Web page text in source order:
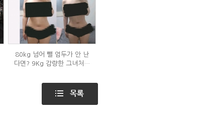
80kg 넘어 뺄 엄두가 안 난
다면? 9Kg 감량한 그녀처럼